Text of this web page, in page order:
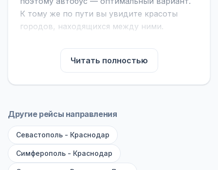
К тому же по пути вы увидите красоты
городов, находящихся между ними.
На нашем сайте вы можете найти
расписание автобусов Симеиз - Орел,
сравнить рейсы и выбрать подходящий.
Если важна скорость — обратите внимание
комфорт — выбирайте большие автобусы
дорога ощущается меньше.
По маршруту предусмотрены остановки:
Читать полностью
Другие рейсы направления
Севастополь - Краснодар
Симферополь - Краснодар